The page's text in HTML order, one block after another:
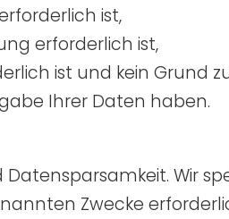
ist,
erforderlich ist,
ist und kein Grund
Ihrer Daten haben.
Wir
Zwecke